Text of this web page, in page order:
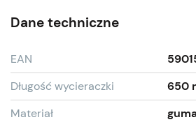
Dane techniczne
EAN
Długość wycieraczki
650
Materiał